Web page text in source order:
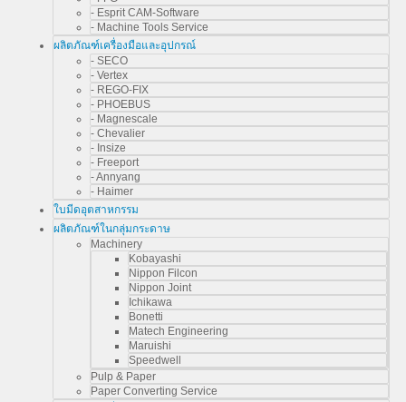
- Esprit CAM-Software
- Machine Tools Service
ผลิตภัณฑ์เครื่องมือและอุปกรณ์
- SECO
- Vertex
- REGO-FIX
- PHOEBUS
- Magnescale
- Chevalier
- Insize
- Freeport
- Annyang
- Haimer
ใบมีดอุตสาหกรรม
ผลิตภัณฑ์ในกลุ่มกระดาษ
Machinery
Kobayashi
Nippon Filcon
Nippon Joint
Ichikawa
Bonetti
Matech Engineering
Maruishi
Speedwell
Pulp & Paper
Paper Converting Service